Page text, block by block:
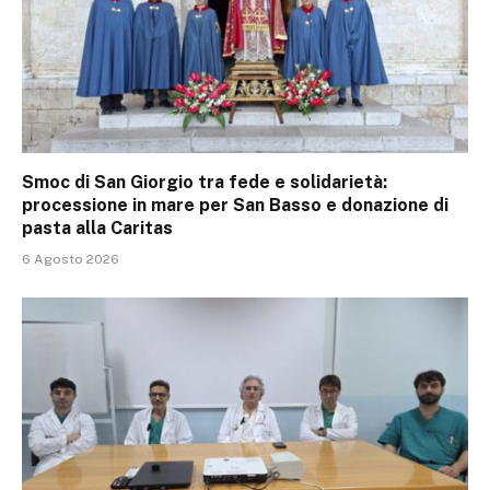
Smoc di San Giorgio tra fede e solidarietà:
processione in mare per San Basso e donazione di
pasta alla Caritas
6 Agosto 2026